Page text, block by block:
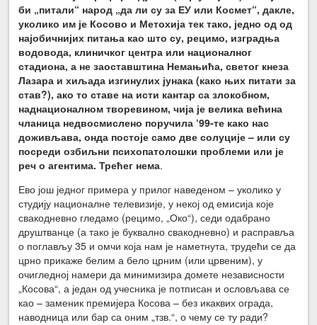
би „питали“ народ „да ли су за ЕУ или Космет“, дакле,
уколико им је Косово и Метохија тек тако, једно од од
најобичнијих питања као што су, рецимо, изградња
водовода, клиничког центра или националног
стадиона, а не заоставштина Немањића, светог кнеза
Лазара и хиљада изгинулих јунака (како њих питати за
став?), ако то ставе на исти кантар са злокобном,
наднационалном творевином, чија је велика већина
чланица недвосмислено поручила ‘99-те како нас
доживљава, онда постоје само две солуције – или су
посреди озбиљни психопатолошки проблеми или је
реч о агентима. Трећег нема.
Ево још једног примера у прилог наведеном – уколико у
студију националне телевизије, у некој од емисија које
свакодневно гледамо (рецимо, „Око“), седи одабрано
друштванце (а тако је буквално свакодневно) и расправља
о поглављу 35 и омчи која нам је наметнута, трудећи се да
црно прикаже белим а бело црним (или црвеним), у
очигледној намери да минимизира домете независности
„Косова“, а један од учесника је потписан и ословљава се
као – заменик премијера Косова – без икаквих ограда,
наводница или бар са оним „тзв.“, о чему се ту ради?